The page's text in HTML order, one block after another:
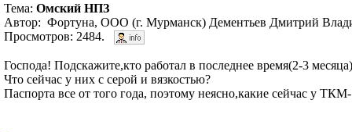
Тема: Омский НПЗ
Автор: Фортуна, ООО (г. Мурманск) Дементьев Дмитрий
Просмотров: 2484.
Господа! Подскажите,кто работал в последнее время(2-3
Что сейчас у них с серой и вязкостью?
Паспорта все от того года, поэтому неясно,какие сейчас у